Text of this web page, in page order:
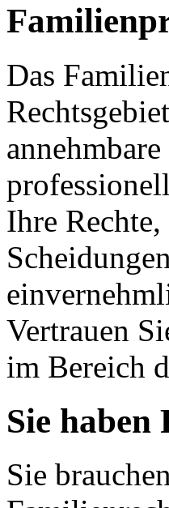
Das
Ihre
Vertrauen
im Bereich
Sie
Sie